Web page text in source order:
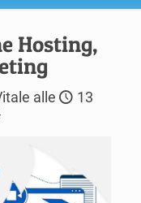
Hosting,
alle
13